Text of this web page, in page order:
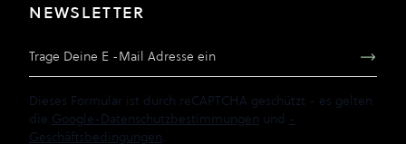
NEWSLETTER
Dieses Formular ist durch reCAPTCHA geschützt - es gelten
die Google-Datenschutzbestimmungen und -
Geschäftsbedingungen.